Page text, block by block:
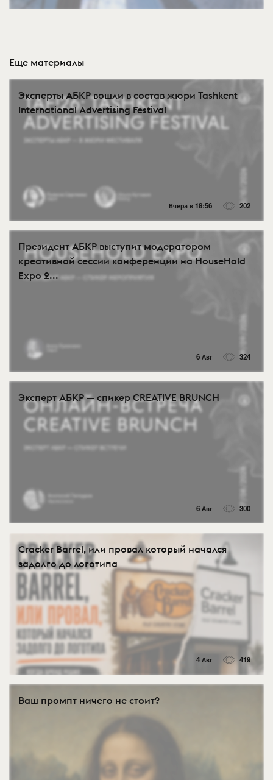
Еще материалы
Эксперты АБКР вошли в состав жюри Tashkent
International Advertising Festival
Вчера в 18:56 202
Президент АБКР выступит модератором
креативной сессии конференции на HouseHold
Expo 2...
6 Авг 324
Эксперт АБКР — спикер CREATIVE BRUNCH
6 Авг 300
Cracker Barrel, или провал который начался
задолго до логотипа
4 Авг 419
Ваш промпт ничего не стоит?